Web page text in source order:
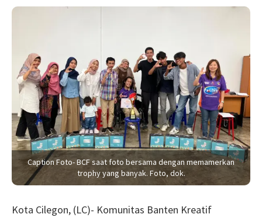
Caption Foto- BCF saat foto bersama dengan memamerkan
trophy yang banyak. Foto, dok.
Kota Cilegon, (LC)- Komunitas Banten Kreatif